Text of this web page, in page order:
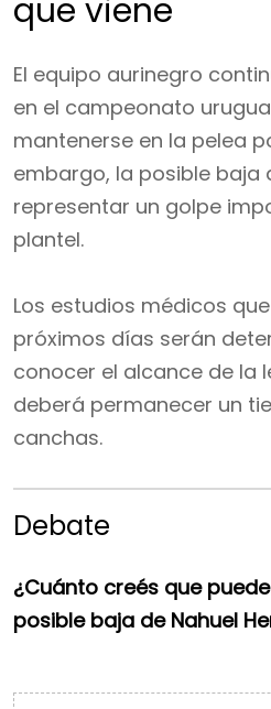
que viene
El equipo aurinegro
en el campeonato
mantenerse en la pelea
embargo, la posible baja
representar un golpe
plantel.
Los estudios médicos
próximos días serán
conocer el alcance de la
deberá permanecer un
canchas.
Debate
¿Cuánto creés que
posible baja de Nahuel